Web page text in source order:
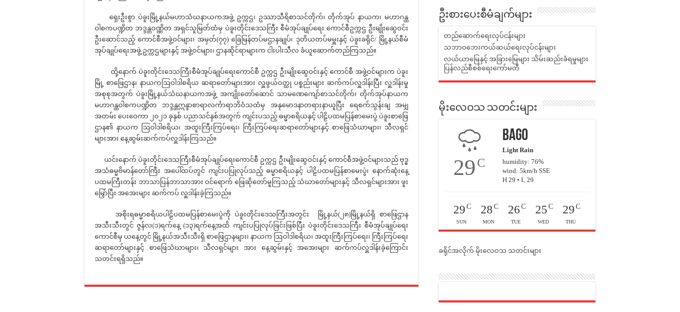
ရှေးဦးစွာ ပဲခူးမြို့နယ်မဟာသံဃနာယကအဖွဲ့ ဥက္ကဌ၊ ဥဿာသီရိစာသင်တိုက်၊ တိုက်အုပ် နာယက၊ မဟာဂန္ထ
ဝါစကပဏ္ဍိတ ဘဒ္ဒန္တဝဏ္ဏိတ အရှင်သူမြတ်ထံမှ ပဲခူးတိုင်းဒေသကြီး စီမံအုပ်ချုပ်ရေး ကောင်စီဥက္ကဌ ဦးမျိုးဆွေဝင်း
ဦးဆောင်သည့် ကောင်စီအဖွဲ့ဝင်များ၊ အမှတ်(၇၇) ခြေမြန်တပ်မဌာနချုပ်၊ ဒုတိယတပ်မမှူးနှင့် ပဲခူးခရိုင်/ မြို့နယ်စီမံ
အုပ်ချုပ်ရေးအဖွဲ့ ဥက္ကဌများနှင့် အဖွဲ့ဝင်များ၊ ဌာနဆိုင်ရာများက ငါးပါးသီလ ခံယူဆောက်တည်‌ကြသည်။
ထို့နောက် ပဲခူးတိုင်းဒေသကြီးစီမံအုပ်ချုပ်ရေးကောင်စီ ဥက္ကဌ ဦးမျိုးဆွေဝင်းနှင့် ကောင်စီ အဖွဲ့ဝင်များက ပဲခူး
မြို့ စာဖြေဌာန၊ နာယကဩဝါဒါစရိယ ဆရာတော်များအား လှူဖွယ်ဝတ္ထု ပစ္စည်းများ ဆက်ကပ်လှူဒါန်းပြီး လှူဒါန်းမှု
အစုစုအတွက် ပဲခူးမြို့နယ်သံဃနာယကအဖွဲ့ အကျိုးတော်ဆောင် သာမဏေကျော်စာသင်တိုက်၊ တိုက်အုပ်နာယက
မဟာဂန္ထဝါစကပဏ္ဍိတ ဘဒ္ဒန္တဣန္ဒာစာရာလင်္ကာရာဘိဝံသထံမှ အနုမောဒနာတရားနာယူပြီး ရေစက်သွန်းချ အမျှ
အတမ်း ပေးဝေကာ ၂၀၂၁ ခုနှစ် ပညာသင်နှစ်အတွက် ကျင်းပသည့် ဓမ္မာစရိယနှင့် ပါဠိပထမပြန်စာမေးပွဲ ပဲခူးစာဖြေ
ဌာန၏ နာယက ဩဝါဒါစရိယ၊ အထူးကြီးကြပ်ရေး၊ ကြီးကြပ်ရေးဆရာတော်များနှင့် စာဖြေသံဃာများ၊ သီလရှင်
များအား နေ့ဆွမ်းဆက်ကပ်လှူဒါန်းကြသည်။
ယင်းနောက် ပဲခူးတိုင်းဒေသကြီးစီမံအုပ်ချုပ်ရေးကောင်စီ ဥက္ကဌ ဦးမျိုးဆွေဝင်းနှင့် ကောင်စီအဖွဲ့ဝင်များသည် ဗုဒ္ဓ
အသံဓမ္မဗိမာန်တော်ကြီး အပေါ်ထပ်တွင် ကျင်းပပြုလုပ်သည့် ဓမ္မာစရိယနှင့် ပါဠိပထမပြန်စာမေးပွဲ၊ နောက်ဆုံးနေ့
ပထမကြီးတန်း ဘာသာပြန်ဘာသာအား ဝင်ရောက် ဖြေဆိုတော်မူကြသည့် သံဃာတော်များနှင့် သီလရှင်များအား ဖူး
မြှော်ပြီး အအေးများ ဆက်ကပ် လှူဒါန်းခဲ့ကြသည်။
အစိုးရဓမ္မာစရိယပါဠိပထမပြန်စာမေးပွဲကို ပဲခူးတိုင်းဒေသကြီးအတွင်း မြို့နယ်(၂၈)မြို့နယ်ရှိ စာဖြေဌာန
အသီးသီးတွင် ဇွန်လ(၁)ရက်နေ့ (၁၃)ရက်နေ့အထိ ကျင်းပပြုလုပ်ခြင်းဖြစ်ပြီး ပဲခူးတိုင်းဒေသကြီး စီမံအုပ်ချုပ်ရေး
ကောင်စီမှ ယနေ့တွင် မြို့နယ်အသီးသီးရှိ စာဖြေဌာနများ၊ နာယက ဩဝါဒါစရိယ၊ အထူးကြီးကြပ်ရေး၊ ကြီးကြပ်ရေး
ဆရာတော်များနှင့် စာဖြေသံဃာများ၊ သီလရှင်များ အား နေ့ဆွမ်းနှင့် အအေးများ ဆက်ကပ်လှူဒါန်းခဲ့ကြောင်း
သတင်းရရှိသည်။
ဦးစားပေးစီမံချက်များ
တည်ဆောက်ရေးလုပ်ငန်းများ
သဘာဝဘေးကယ်ဆယ်ရေးလုပ်ငန်းများ
လယ်ယာမြေနှင့် အခြားမြေများ သိမ်းဆည်းခံရမှုများ
ပြန်လည်စီစစ်ရေးကော်မတီ
မိုးလေဝသ သတင်းများ
29C
Bago
Light Rain
humidity: 76%
wind: 5km/h SSE
H 29 • L 29
29 C
SUN
28 C
MON
26 C
TUE
25 C
WED
29 C
THU
ခရိုင်အလိုက် မိုးလေဝသ သတင်းများ